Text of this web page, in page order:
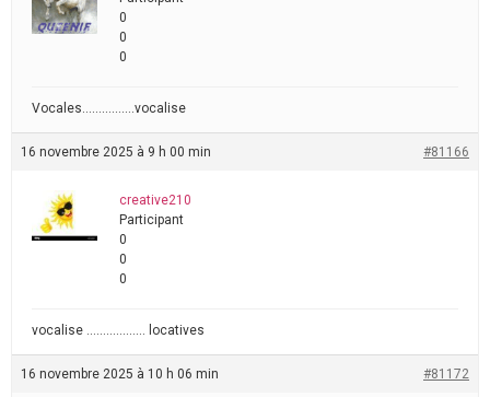
0
0
0
Vocales…………….vocalise
16 novembre 2025 à 9 h 00 min #81166
creative210
Participant
0
0
0
vocalise ……………… locatives
16 novembre 2025 à 10 h 06 min #81172